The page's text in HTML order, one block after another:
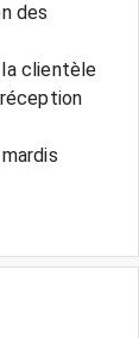
des
clientèle